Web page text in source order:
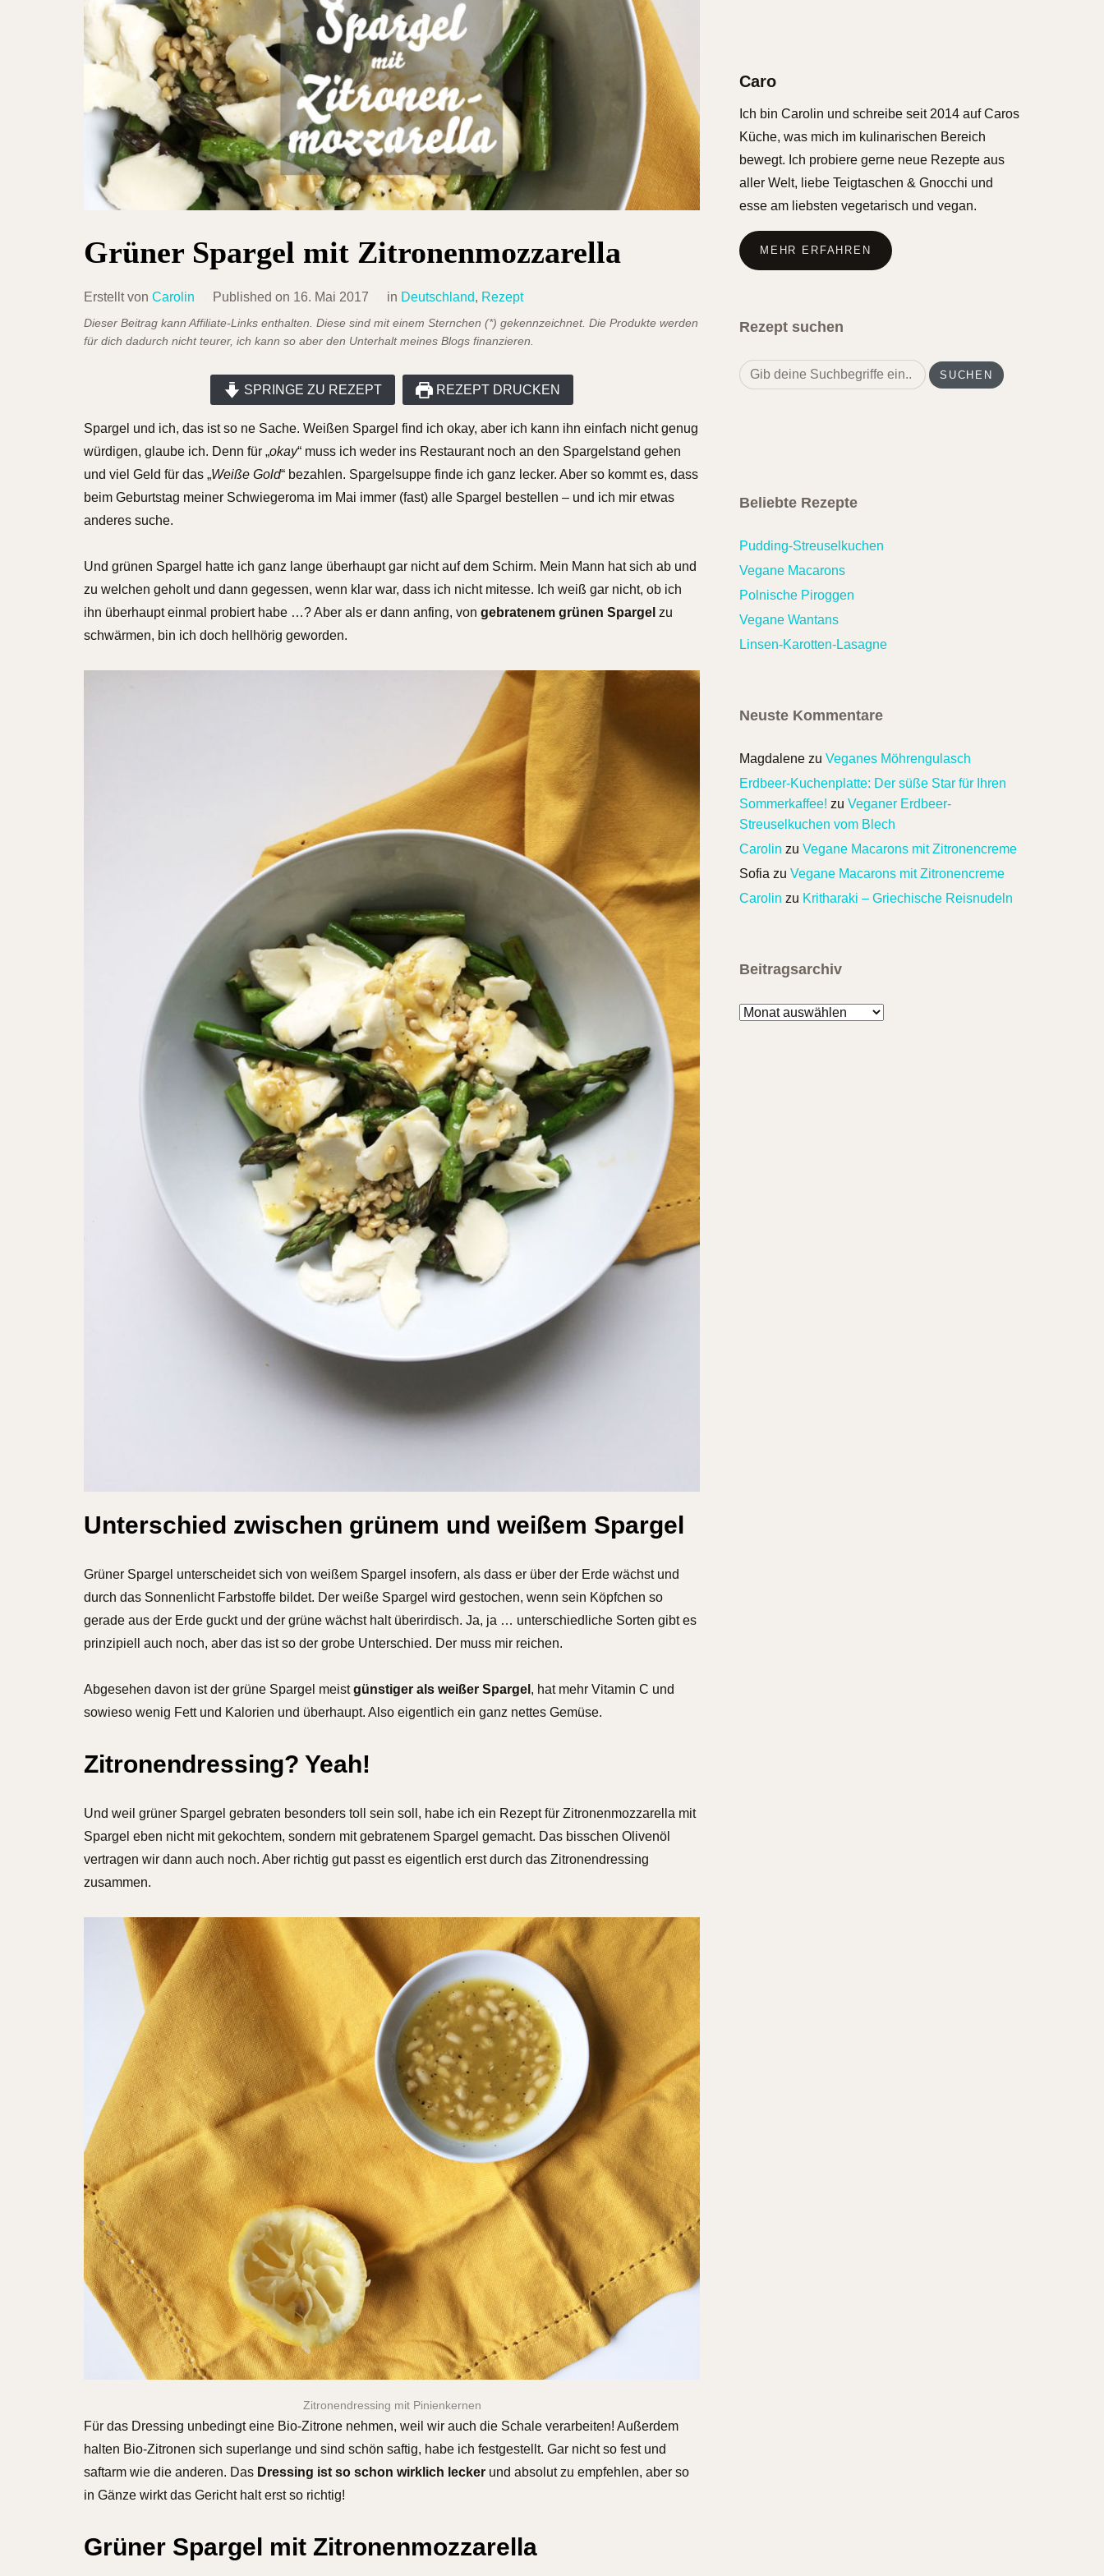
Grüner Spargel mit Zitronenmozzarella
Erstellt von Carolin Published on 16. Mai 2017 in Deutschland, Rezept
Dieser Beitrag kann Affiliate-Links enthalten. Diese sind mit einem Sternchen (*) gekennzeichnet. Die Produkte werden
für dich dadurch nicht teurer, ich kann so aber den Unterhalt meines Blogs finanzieren.
SPRINGE ZU REZEPT REZEPT DRUCKEN
Spargel und ich, das ist so ne Sache. Weißen Spargel find ich okay, aber ich kann ihn einfach nicht genug
würdigen, glaube ich. Denn für „okay“ muss ich weder ins Restaurant noch an den Spargelstand gehen
und viel Geld für das „Weiße Gold“ bezahlen. Spargelsuppe finde ich ganz lecker. Aber so kommt es, dass
beim Geburtstag meiner Schwiegeroma im Mai immer (fast) alle Spargel bestellen – und ich mir etwas
anderes suche.
Und grünen Spargel hatte ich ganz lange überhaupt gar nicht auf dem Schirm. Mein Mann hat sich ab und
zu welchen geholt und dann gegessen, wenn klar war, dass ich nicht mitesse. Ich weiß gar nicht, ob ich
ihn überhaupt einmal probiert habe …? Aber als er dann anfing, von gebratenem grünen Spargel zu
schwärmen, bin ich doch hellhörig geworden.
Unterschied zwischen grünem und weißem Spargel
Grüner Spargel unterscheidet sich von weißem Spargel insofern, als dass er über der Erde wächst und
durch das Sonnenlicht Farbstoffe bildet. Der weiße Spargel wird gestochen, wenn sein Köpfchen so
gerade aus der Erde guckt und der grüne wächst halt überirdisch. Ja, ja … unterschiedliche Sorten gibt es
prinzipiell auch noch, aber das ist so der grobe Unterschied. Der muss mir reichen.
Abgesehen davon ist der grüne Spargel meistgünstiger als weißer Spargel , hat mehr Vitamin C und
sowieso wenig Fett und Kalorien und überhaupt. Also eigentlich ein ganz nettes Gemüse.
Zitronendressing? Yeah!
Und weil grüner Spargel gebraten besonders toll sein soll, habe ich ein Rezept für Zitronenmozzarella mit
Spargel eben nicht mit gekochtem, sondern mit gebratenem Spargel gemacht. Das bisschen Olivenöl
vertragen wir dann auch noch. Aber richtig gut passt es eigentlich erst durch das Zitronendressing
zusammen.
Zitronendressing mit Pinienkernen
Für das Dressing unbedingt eine Bio-Zitrone nehmen, weil wir auch die Schale verarbeiten! Außerdem
halten Bio-Zitronen sich superlange und sind schön saftig, habe ich festgestellt. Gar nicht so fest und
saftarm wie die anderen. Das Dressing ist so schon wirklich lecker und absolut zu empfehlen, aber so
in Gänze wirkt das Gericht halt erst so richtig!
Grüner Spargel mit Zitronenmozzarella
Caro
Ich bin Carolin und schreibe seit 2014 auf Caros
Küche, was mich im kulinarischen Bereich
bewegt. Ich probiere gerne neue Rezepte aus
aller Welt, liebe Teigtaschen & Gnocchi und
esse am liebsten vegetarisch und vegan.
MEHR ERFAHREN
Rezept suchen
Search
for:
Beliebte Rezepte
Pudding-Streuselkuchen
Vegane Macarons
Polnische Piroggen
Vegane Wantans
Linsen-Karotten-Lasagne
Neuste Kommentare
Magdalene zu Veganes Möhrengulasch
Erdbeer-Kuchenplatte: Der süße Star für Ihren
Sommerkaffee! zu Veganer Erdbeer-
Streuselkuchen vom Blech
Carolin zu Vegane Macarons mit Zitronencreme
Sofia zu Vegane Macarons mit Zitronencreme
Carolin zu Kritharaki – Griechische Reisnudeln
Beitragsarchiv
Beitragsarchiv